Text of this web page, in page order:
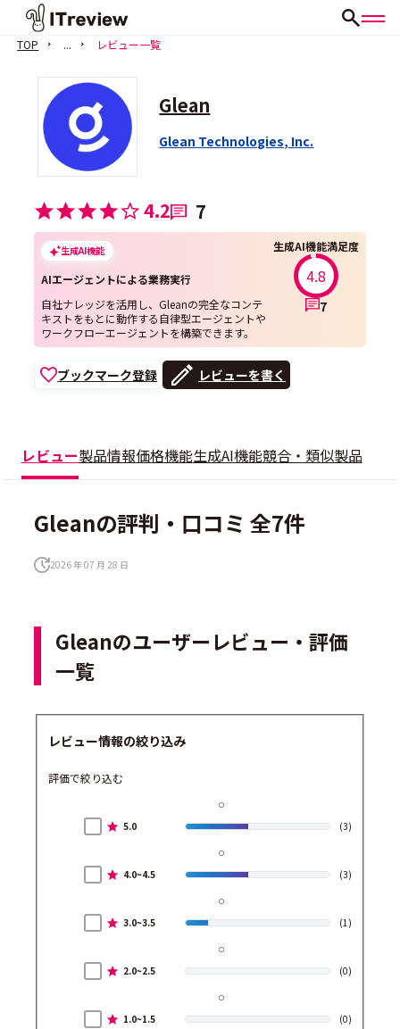
TOP ... レビュー一覧
Glean
Glean Technologies, Inc.
4.2 7
生成AI機能
AIエージェントによる業務実行
自社ナレッジを活用し、Gleanの完全なコンテ
キストをもとに動作する自律型エージェントや
ワークフローエージェントを構築できます。
生成AI機能満足度
4.8
7
ブックマーク登録 レビューを書く
レビュー製品情報価格機能生成AI機能競合・類似製品
Gleanの評判・口コミ 全7件
2026 年 07 月 28 日
Gleanのユーザーレビュー・評価
一覧
レビュー情報の絞り込み
評価で絞り込む
5.0 (3)
4.0~4.5 (3)
3.0~3.5 (1)
2.0~2.5 (0)
1.0~1.5 (0)